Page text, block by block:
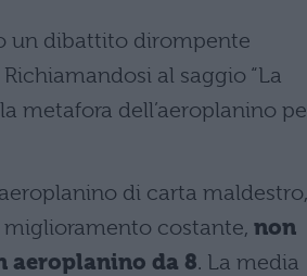
un dibattito dirompente
Richiamandosi al saggio “La
metafora dell’aeroplanino
di carta
costante, non
aeroplanino da 8. La media